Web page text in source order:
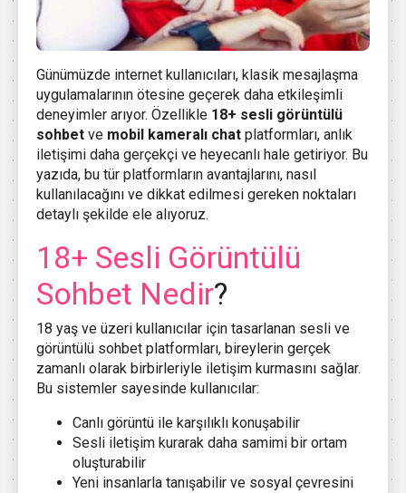
Günümüzde internet kullanıcıları, klasik mesajlaşma
uygulamalarının ötesine geçerek daha etkileşimli
deneyimler arıyor. Özellikle 18+ sesli görüntülü
sohbet ve mobil kameralı chat platformları, anlık
iletişimi daha gerçekçi ve heyecanlı hale getiriyor. Bu
yazıda, bu tür platformların avantajlarını, nasıl
kullanılacağını ve dikkat edilmesi gereken noktaları
detaylı şekilde ele alıyoruz.
18+ Sesli Görüntülü
Sohbet Nedir?
18 yaş ve üzeri kullanıcılar için tasarlanan sesli ve
görüntülü sohbet platformları, bireylerin gerçek
zamanlı olarak birbirleriyle iletişim kurmasını sağlar.
Bu sistemler sayesinde kullanıcılar:
Canlı görüntü ile karşılıklı konuşabilir
Sesli iletişim kurarak daha samimi bir ortam
oluşturabilir
Yeni insanlarla tanışabilir ve sosyal çevresini